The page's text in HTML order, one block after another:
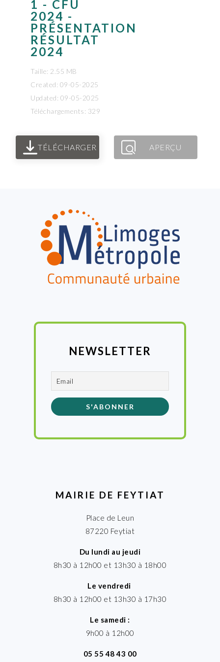
1 - CFU
2024 -
PRÉSENTATION
RÉSULTAT
2024
Taille: 2.55 MB
Created: 09-05-2025
Updated: 09-05-2025
Téléchargements: 329
TÉLÉCHARGER APERÇU
NEWSLETTER
MAIRIE DE FEYTIAT
Place de Leun
87220 Feytiat
Du lundi au jeudi
8h30 à 12h00 et 13h30 à 18h00
Le vendredi
8h30 à 12h00 et 13h30 à 17h30
Le samedi :
9h00 à 12h00
05 55 48 43 00